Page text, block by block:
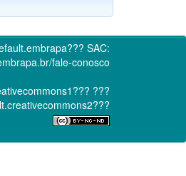
SAC:
fale-conosco
???